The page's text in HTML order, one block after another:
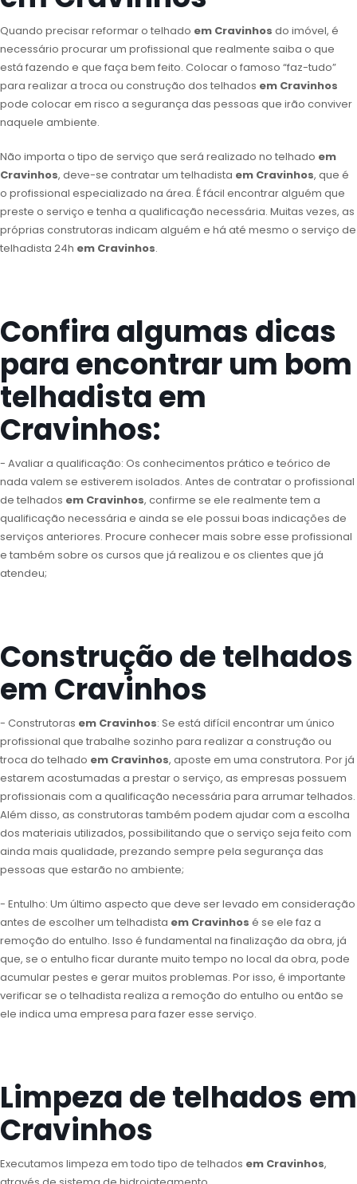
Quando precisar reformar o telhado em Cravinhos do imóvel, é
necessário procurar um profissional que realmente saiba o que
está fazendo e que faça bem feito. Colocar o famoso “faz-tudo”
para realizar a troca ou construção dos telhados em Cravinhos
pode colocar em risco a segurança das pessoas que irão conviver
naquele ambiente.
Não importa o tipo de serviço que será realizado no telhado em
Cravinhos, deve-se contratar um telhadista em Cravinhos, que é
o profissional especializado na área. É fácil encontrar alguém que
preste o serviço e tenha a qualificação necessária. Muitas vezes, as
próprias construtoras indicam alguém e há até mesmo o serviço de
telhadista 24h em Cravinhos.
Confira algumas dicas
para encontrar um bom
telhadista em
Cravinhos:
- Avaliar a qualificação: Os conhecimentos prático e teórico de
nada valem se estiverem isolados. Antes de contratar o profissional
de telhados em Cravinhos, confirme se ele realmente tem a
qualificação necessária e ainda se ele possui boas indicações de
serviços anteriores. Procure conhecer mais sobre esse profissional
e também sobre os cursos que já realizou e os clientes que já
atendeu;
Construção de telhados
em Cravinhos
- Construtoras em Cravinhos: Se está difícil encontrar um único
profissional que trabalhe sozinho para realizar a construção ou
troca do telhado em Cravinhos, aposte em uma construtora. Por já
estarem acostumadas a prestar o serviço, as empresas possuem
profissionais com a qualificação necessária para arrumar telhados.
Além disso, as construtoras também podem ajudar com a escolha
dos materiais utilizados, possibilitando que o serviço seja feito com
ainda mais qualidade, prezando sempre pela segurança das
pessoas que estarão no ambiente;
- Entulho: Um último aspecto que deve ser levado em consideração
antes de escolher um telhadista em Cravinhos é se ele faz a
remoção do entulho. Isso é fundamental na finalização da obra, já
que, se o entulho ficar durante muito tempo no local da obra, pode
acumular pestes e gerar muitos problemas. Por isso, é importante
verificar se o telhadista realiza a remoção do entulho ou então se
ele indica uma empresa para fazer esse serviço.
Limpeza de telhados em
Cravinhos
Executamos limpeza em todo tipo de telhados em Cravinhos,